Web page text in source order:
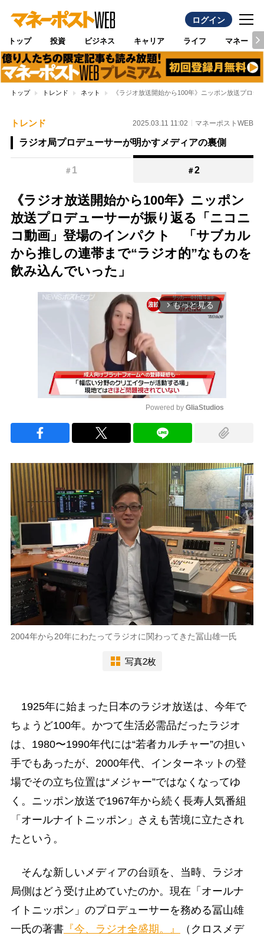
ログイン
トップ 投資 ビジネス キャリア ライフ マネー
トップ トレンド ネット 《ラジオ放送開始から100年》ニッポン放送プロ
トレンド 2025.03.11 11:02 マネーポストWEB
ラジオ局プロデューサーが明かすメディアの裏側
＃ 1 ＃2
《ラジオ放送開始から100年》ニッポン
放送プロデューサーが振り返る「ニコニ
コ動画」登場のインパクト 「サブカル
から推しの連帯まで“ラジオ的”なものを
飲み込んでいった」
arrow_forward_ios もっと見る
Powered by GliaStudios
2004年から20年にわたってラジオに関わってきた冨山雄一氏
写真2枚
1925年に始まった日本のラジオ放送は、今年で
ちょうど100年。かつて生活必需品だったラジオ
は、1980〜1990年代には“若者カルチャー”の担い
手でもあったが、2000年代、インターネットの登
場でその立ち位置は“メジャー”ではなくなってゆ
く。ニッポン放送で1967年から続く長寿人気番組
「オールナイトニッポン」さえも苦境に立たされ
たという。
そんな新しいメディアの台頭を、当時、ラジオ
局側はどう受け止めていたのか。現在「オールナ
イトニッポン」のプロデューサーを務める冨山雄
一氏の著書『今、ラジオ全盛期。』
（クロスメデ